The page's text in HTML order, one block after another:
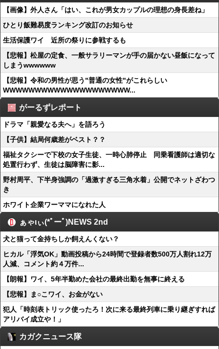
【画像】外人さん「はい、これが男女カップルの理想の身長差ね」
ひとり飯難易度ランキング改訂のお知らせ
生活保護ワイ 近所の祭りに参戦するも
【悲報】松屋の定食、一般サラリーマンが手の届かない昼飯になって
しまうwwwwww
【悲報】令和の男性が思う"普通の女性"がこれらしい
WWWWWWWWWWWWWWWWWWWW...
がーるずレポート
ドラマ「親愛なる夫へ」を語ろう
【子供】結局何歳差がベスト？？
福祉タクシーで下校の女子生徒、一時心肺停止 同乗看護師は適切な
処置行わず、生徒は脳障害に影...
野村周平、下半身強調の「過激すぎる三角水着」公開でネットざわつ
き
ホワイト企業ワーママになれた人
ぁゃιぃ(*ﾟーﾟ)NEWS 2nd
犬と猫って金持ちしか飼えんくない？
ヒカル「浮気OK」動画投稿から24時間で登録者数500万人割れ12万
人減、コメント約４万件...
【朗報】ワイ、5年半勤めた会社の最終出勤を無事に終える
【悲報】ま○こワイ、お金がない
犯人「時刻表トリック使ったろ！次に来る最終列車に乗り継ぎすれば
アリバイ成立や！」
カガクニュース隊